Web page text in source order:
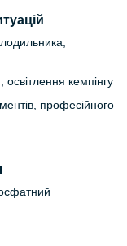
освітлення кемпінгу
професійного